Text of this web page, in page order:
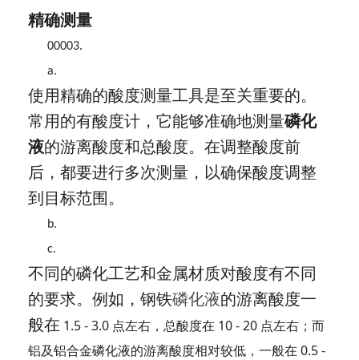
精确测量
00003.
a.
使用精确的酸度测量工具是至关重要的。
常用的有酸度计，它能够准确地测量磷化
液的游离酸度和总酸度。在调整酸度前
后，都要进行多次测量，以确保酸度调整
到目标范围。
b.
c.
不同的磷化工艺和金属材质对酸度有不同
的要求。例如，钢铁磷化液的游离酸度一
般在 1.5 - 3.0 点左右，总酸度在 10 - 20 点左右；而
铝及铝合金磷化液的游离酸度相对较低，一般在 0.5 -